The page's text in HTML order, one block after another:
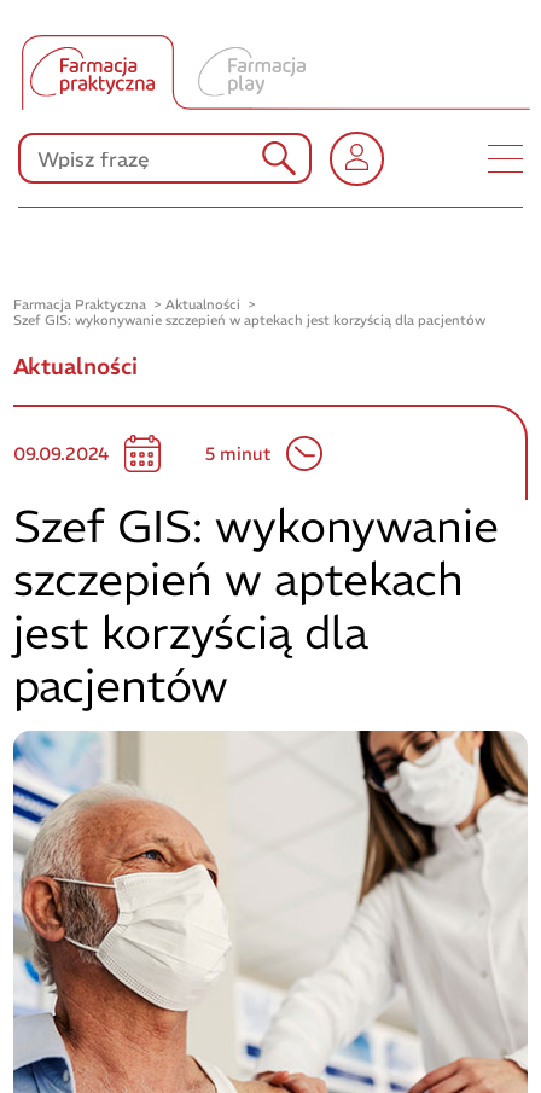
Produkty Polpharmy
KONKURSY
Farmacja Praktyczna
Aktualności
Szef GIS: wykonywanie szczepień w aptekach jest korzyścią dla pacjentów
Aktualności
09.09.2024 5 minut
Szef GIS: wykonywanie
szczepień w aptekach
jest korzyścią dla
pacjentów